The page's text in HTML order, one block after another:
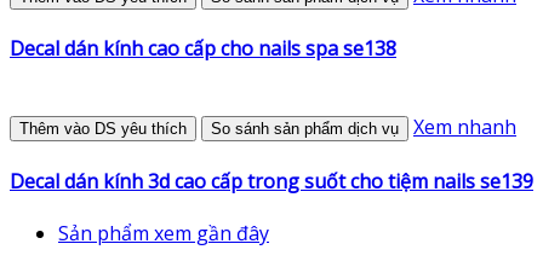
Decal dán kính cao cấp cho nails spa se138
Thêm vào DS yêu thích So sánh sản phẩm dịch vụ Xem nhanh
Decal dán kính 3d cao cấp trong suốt cho tiệm nails se139
Sản phẩm xem gần đây